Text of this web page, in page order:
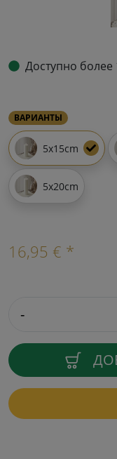
Доступно более
ВАРИАНТЫ
5x15cm
5x20cm
16,95 € *
-